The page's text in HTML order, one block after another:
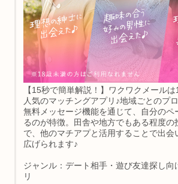
【15秒で簡単解説！】ワクワクメール
人気のマッチングアプリ♪地域ごとのプ
無料メッセージ機能を通じて、自分のペ
るのが特徴。田舎や地方でもある程度の
で、他のマチアプと活用することで出会
広げられます♪
ジャンル：デート相手・遊び友達探し向
リ